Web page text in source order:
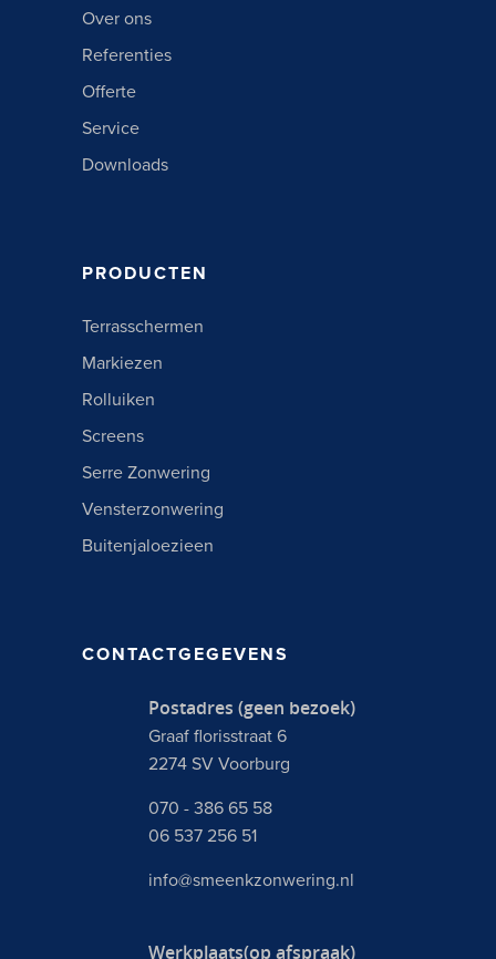
Over ons
Referenties
Offerte
Service
Downloads
PRODUCTEN
Terrasschermen
Markiezen
Rolluiken
Screens
Serre Zonwering
Vensterzonwering
Buitenjaloezieen
CONTACTGEGEVENS
Postadres (geen bezoek)
Graaf florisstraat 6
2274 SV Voorburg
070 - 386 65 58
06 537 256 51
info@smeenkzonwering.nl
Werkplaats(op afspraak)